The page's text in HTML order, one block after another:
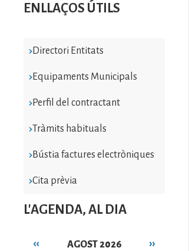
ENLLAÇOS ÚTILS
Directori Entitats
Equipaments Municipals
Perfil del contractant
Tràmits habituals
Bústia factures electròniques
Cita prèvia
L'AGENDA, AL DIA
AGOST 2026
‹‹ ››